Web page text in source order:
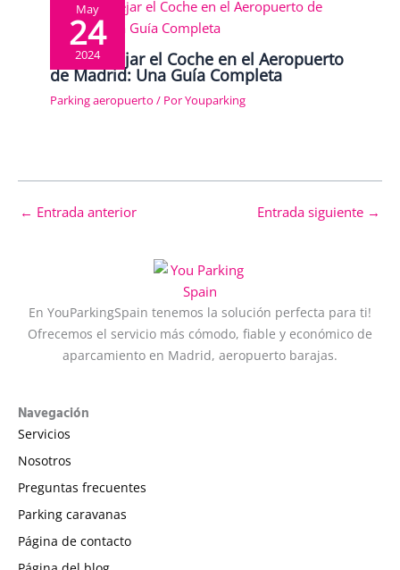
May
24
2024
Dónde Dejar el Coche en el Aeropuerto
de Madrid: Una Guía Completa
Parking aeropuerto / PorYouparking
← Entrada anterior Entrada siguiente →
En YouParkingSpain tenemos la solución perfecta para ti!
Ofrecemos el servicio más cómodo, fiable y económico de
aparcamiento en Madrid, aeropuerto barajas.
Navegación
Servicios
Nosotros
Preguntas frecuentes
Parking caravanas
Página de contacto